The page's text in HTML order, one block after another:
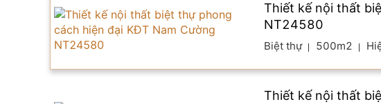
Thiết kế nội thất
NT24580
Biệt thự 500m2
Thiết kế nội thất